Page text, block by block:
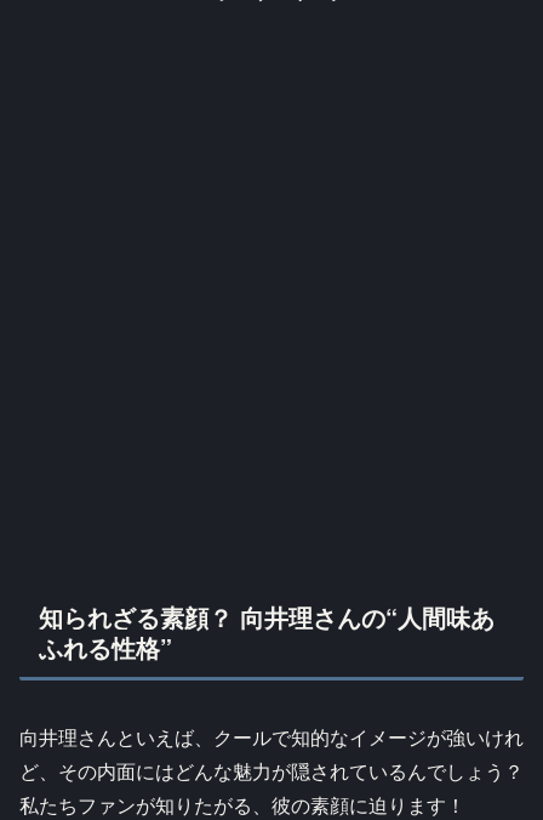
知られざる素顔？ 向井理さんの“人間味あ
ふれる性格”
向井理さんといえば、クールで知的なイメージが強いけれ
ど、その内面にはどんな魅力が隠されているんでしょう？
私たちファンが知りたがる、彼の素顔に迫ります！